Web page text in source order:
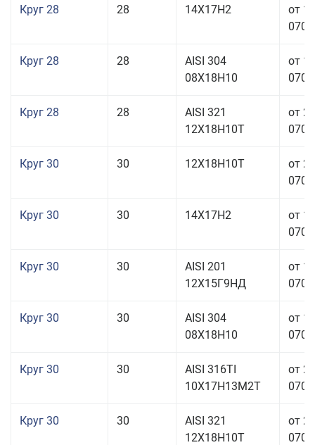
Круг 28 28 14Х17Н2
от
Круг 28 28
AISI 304
08Х18Н10
от
Круг 28 28
AISI 321
12Х18Н10Т
от
Круг 30 30 12Х18Н10Т
от
Круг 30 30 14Х17Н2
от
Круг 30 30
AISI 201
12Х15Г9НД
от
Круг 30 30
AISI 304
08Х18Н10
от
Круг 30 30
AISI 316TI
10Х17Н13М2Т
от
Круг 30 30
AISI 321
12Х18Н10Т
от